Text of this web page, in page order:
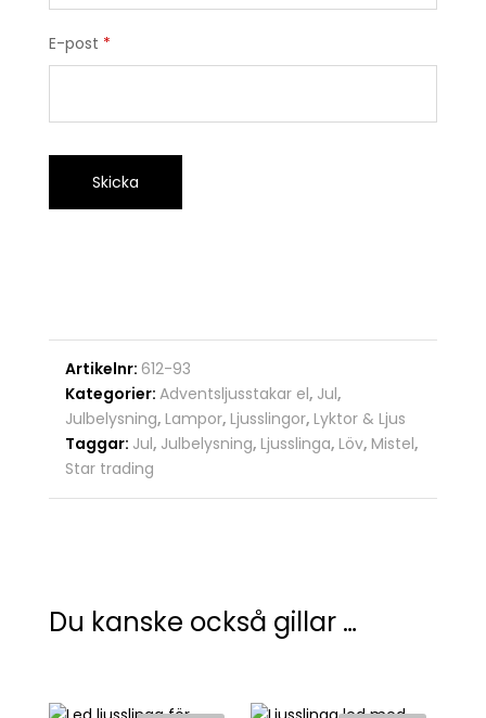
E-post *
Artikelnr: 612-93
Kategorier: Adventsljusstakar el, Jul,
Julbelysning, Lampor, Ljusslingor, Lyktor & Ljus
Taggar: Jul, Julbelysning, Ljusslinga, Löv, Mistel,
Star trading
Du kanske också gillar …